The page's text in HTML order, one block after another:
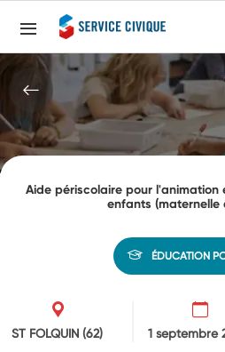
Aide périscolaire pour l'animation
enfants (maternelle
ÉDUCATION
ST FOLQUIN(62) 1 septembre